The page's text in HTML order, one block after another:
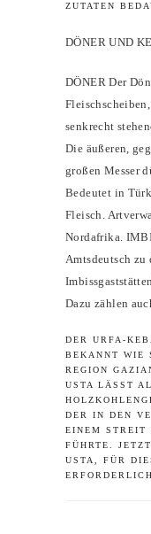
TATEN
DÖNER UND
DÖNER Der
senkrecht
Die äußeren,
großen Messer
Bedeutet in
Fleisch.
Nordafrika.
Amtsdeutsch zu
Dazu zählen
DER URFA-
BEKANNT WIE
REGION
USTA LÄSST
DER IN DEN
EINEM STREIT
FÜHRTE.
USTA, FÜR